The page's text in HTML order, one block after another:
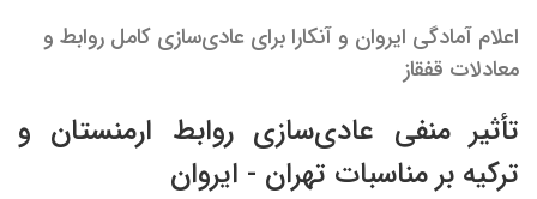
اعلام آمادگی ایروان و آنکارا برای عادی‌سازی کامل روابط و
معادلات قفقاز
تأثیر منفی عادی‌سازی روابط ارمنستان و
ترکیه بر مناسبات تهران - ایروان